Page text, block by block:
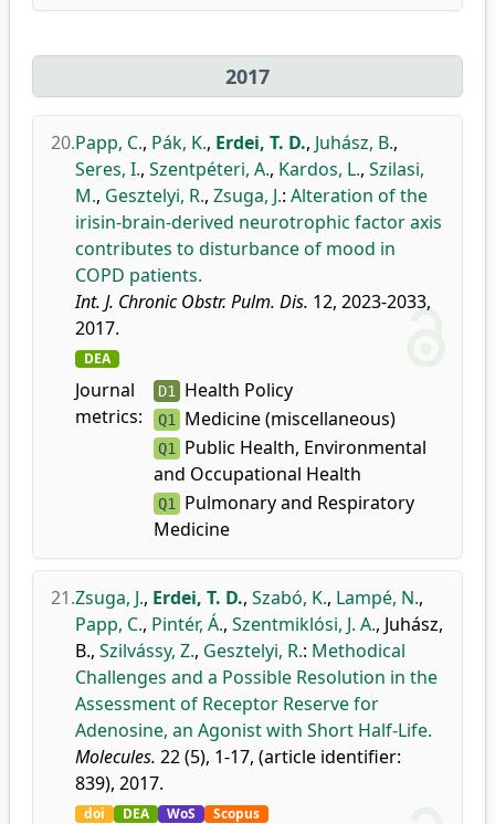
2017
20.Papp, C., Pák, K., Erdei, T. D., Juhász, B.,
Seres, I., Szentpéteri, A., Kardos, L., Szilasi,
M., Gesztelyi, R., Zsuga, J.: Alteration of the
irisin-brain-derived neurotrophic factor axis
contributes to disturbance of mood in
COPD patients.
Int. J. Chronic Obstr. Pulm. Dis. 12, 2023-2033,
2017.
DEA
Journal
metrics:
D1 Health Policy
Q1 Medicine (miscellaneous)
Q1
Public Health, Environmental
and Occupational Health
Q1
Pulmonary and Respiratory
Medicine
21.Zsuga, J., Erdei, T. D., Szabó, K., Lampé, N.,
Papp, C., Pintér, Á., Szentmiklósi, J. A., Juhász,
B., Szilvássy, Z., Gesztelyi, R.: Methodical
Challenges and a Possible Resolution in the
Assessment of Receptor Reserve for
Adenosine, an Agonist with Short Half-Life.
Molecules. 22 (5), 1-17, (article identifier:
839), 2017.
doi DEA WoS Scopus